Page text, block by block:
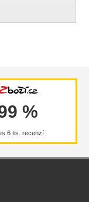
%
6 tis. recenzí